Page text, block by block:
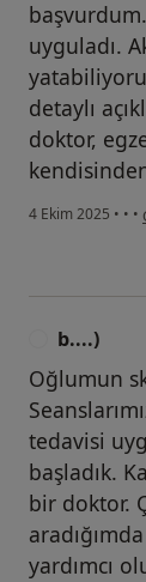
uyguladı.
detaylı
doktor,
4 Ekim 2025 • • •
b....)
Oğlumun
tedavisi
başladık.
bir doktor.
yardımcı